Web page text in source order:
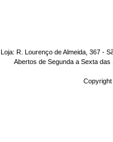
Loja: R. Lourenço de Almeida, 367 -
Abertos de Segunda a Sexta